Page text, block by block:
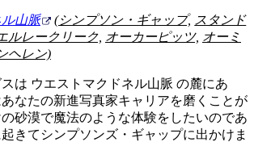
山脈 (シンプソン・ギャップ, スタンド
ルレークリーク, オーカーピッツ, オーミ
ヘレン)
は ウエストマクドネル山脈 の麓にあ
なたの新進写真家キャリアを磨くことが
砂漠で魔法のような体験をしたいのであ
きてシンプソンズ・ギャップに出かけま